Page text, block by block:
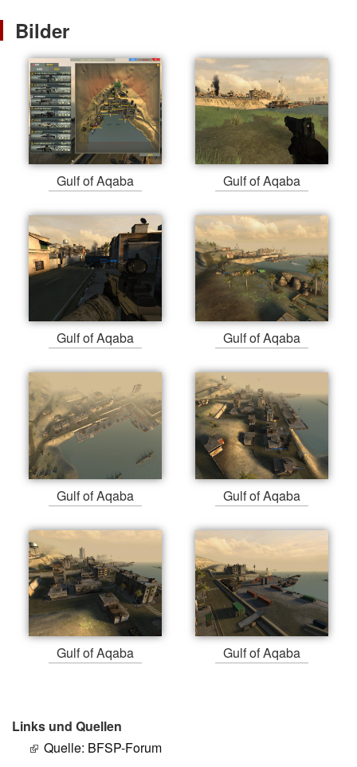
Bilder
Gulf of Aqaba Gulf of Aqaba
Gulf of Aqaba Gulf of Aqaba
Gulf of Aqaba Gulf of Aqaba
Gulf of Aqaba Gulf of Aqaba
Links und Quellen
Quelle: BFSP-Forum